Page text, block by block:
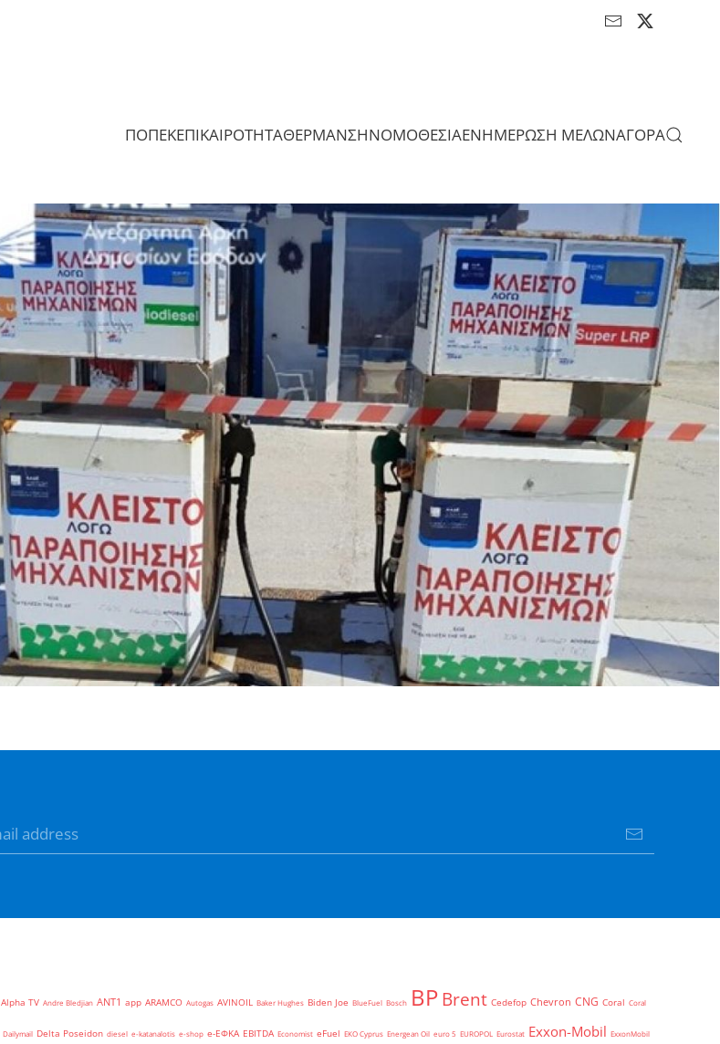
ΠΟΠΕΚΕΠΙΚΑΙΡΟΤΗΤΑΘΕΡΜΑΝΣΗΝΟΜΟΘΕΣΙΑΕΝΗΜΕΡΩΣΗ ΜΕΛΩΝΑΓΟΡΑ
Alpha TV Andre Bledjian ANT1 app ARAMCO Autogas AVINOIL Baker Hughes Biden Joe BlueFuel Bosch BPBrent Cedefop Chevron CNG Coral Coral
Dailymail Delta Poseidon diesel e-katanalotis e-shop e-ΕΦΚΑ EBITDA Economist eFuel EKO Cyprus Energean Oil euro 5 EUROPOL Eurostat Exxon-Mobil ExxonMobil